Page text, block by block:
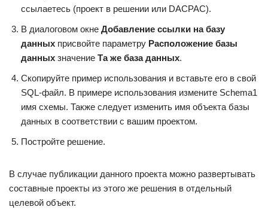
ссылаетесь (проект в решении или DACPAC).
В диалоговом окне Добавление ссылки на базу
данных присвойте параметру Расположение базы
данных значение Та же база данных.
Скопируйте пример использования и вставьте его в свой
SQL-файл. В примере использования измените Schema1
имя схемы. Также следует изменить имя объекта базы
данных в соответствии с вашим проектом.
Постройте решение.
В случае публикации данного проекта можно развертывать
составные проекты из этого же решения в отдельный
целевой объект.